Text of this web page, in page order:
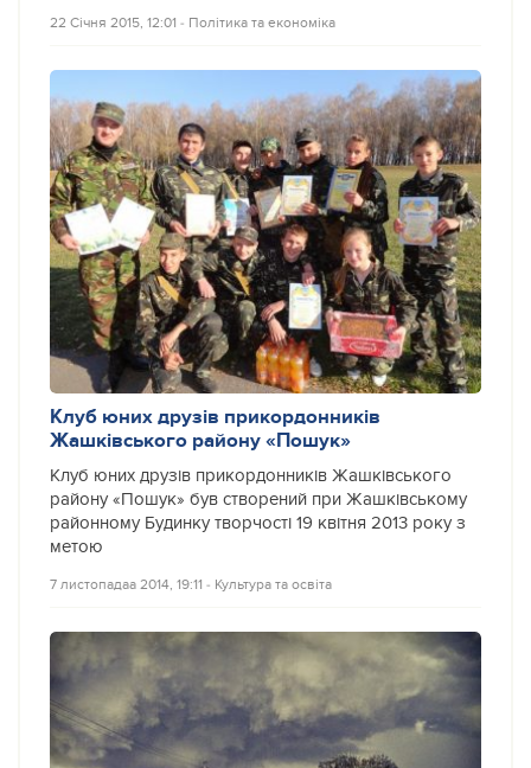
22 Січня 2015, 12:01 ‐ Політика та економіка
Клуб юних друзів прикордонників
Жашківського району «Пошук»
Клуб юних друзів прикордонників Жашківського
району «Пошук» був створений при Жашківському
районному Будинку творчості 19 квітня 2013 року з
метою
7 листопадаа 2014, 19:11 ‐ Культура та освіта